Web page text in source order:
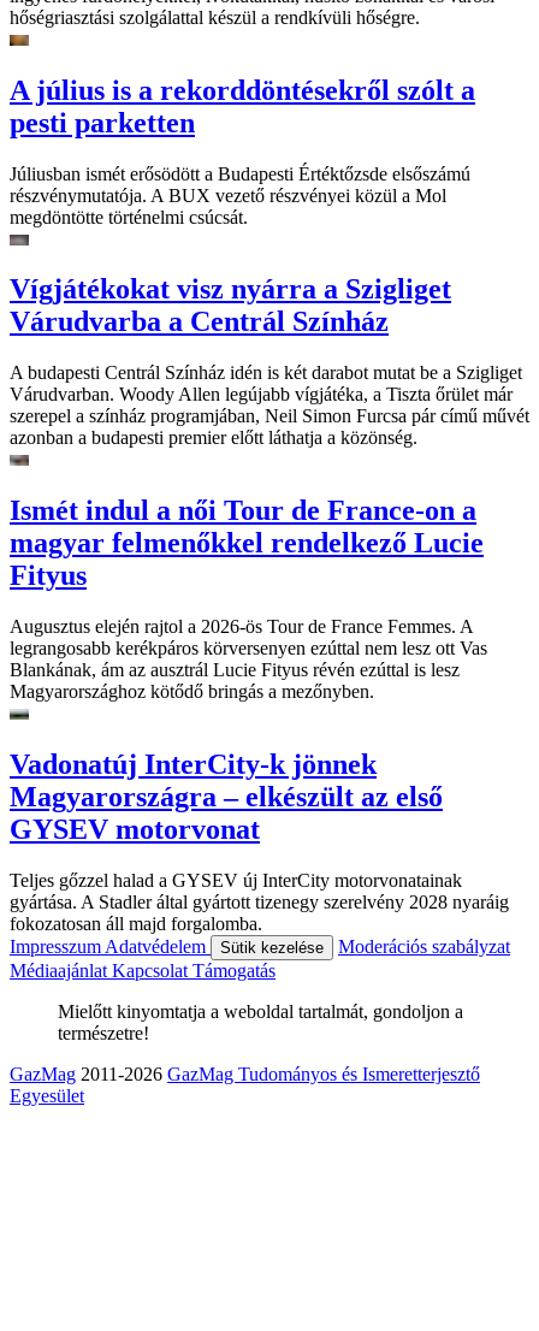
hőségriasztási szolgálattal készül a rendkívüli hőségre.
A július is a rekorddöntésekről szólt a
pesti parketten
Júliusban ismét erősödött a Budapesti Értéktőzsde elsőszámú
részvénymutatója. A BUX vezető részvényei közül a Mol
megdöntötte történelmi csúcsát.
Vígjátékokat visz nyárra a Szigliget
Várudvarba a Centrál Színház
A budapesti Centrál Színház idén is két darabot mutat be a Szigliget
Várudvarban. Woody Allen legújabb vígjátéka, a Tiszta őrület már
szerepel a színház programjában, Neil Simon Furcsa pár című művét
azonban a budapesti premier előtt láthatja a közönség.
Ismét indul a női Tour de France-on a
magyar felmenőkkel rendelkező Lucie
Fityus
Augusztus elején rajtol a 2026-ös Tour de France Femmes. A
legrangosabb kerékpáros körversenyen ezúttal nem lesz ott Vas
Blankának, ám az ausztrál Lucie Fityus révén ezúttal is lesz
Magyarországhoz kötődő bringás a mezőnyben.
Vadonatúj InterCity-k jönnek
Magyarországra – elkészült az első
GYSEV motorvonat
Teljes gőzzel halad a GYSEV új InterCity motorvonatainak
gyártása. A Stadler által gyártott tizenegy szerelvény 2028 nyaráig
fokozatosan áll majd forgalomba.
Impresszum Adatvédelem Sütik kezelése
Moderációs szabályzat
Médiaajánlat Kapcsolat Támogatás
Mielőtt kinyomtatja a weboldal tartalmát, gondoljon a
természetre!
GazMag 2011-2026 GazMag Tudományos és Ismeretterjesztő
Egyesület